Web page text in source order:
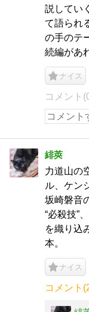
説してい
て語られ
の手のテ
続編があ
ナイス
コメント
緋莢
力道山の
ル、ケン
坂崎磐音
“必殺技”
を織り込
本。
ナイス
コメント